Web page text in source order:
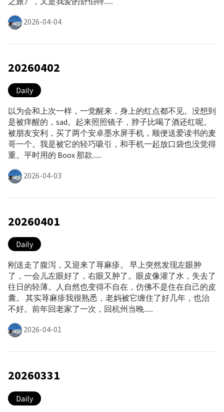
2026-04-04
20260402
Daily
以为会和上次一样，一觉醒来，身上的红点都不见。没想到
是被痒醒的，sad。起来照照镜子，脖子比喝了酒还红呢。
被朋友安利，买了两个安卓墨水屏手机，顺便送爱读书的麦
哥一个。我是被它的轻巧吸引，和手机一起放口袋也没觉得
重。平时用的 Boox 那款......
2026-04-03
20260401
Daily
刚送走了腹泻，又迎来了荨麻疹。 早上突然发现左眼肿
了，一会儿左眼好了，右眼又肿了。眼皮像灌了水，失去了
往日的轻薄。人自然也变得不自在，仿佛不是住在自己的皮
囊。 其实荨麻疹我很熟悉，老妈被它缠住了好几年，也治
不好。前年回老家了一次，回杭州当晚......
2026-04-01
20260331
Daily